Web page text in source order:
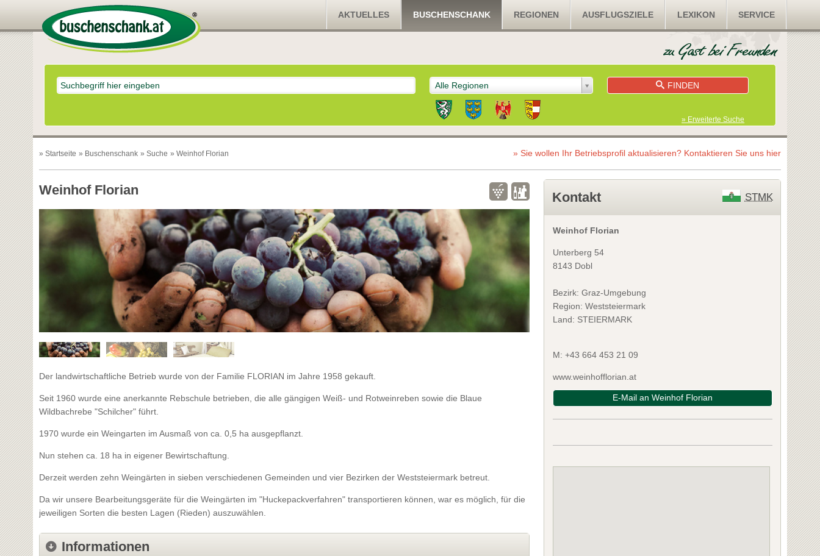
AKTUELLES BUSCHENSCHANK REGIONEN AUSFLUGSZIELE LEXIKON SERVICE
Alle Regionen FINDEN
» Erweiterte Suche
» Startseite » Buschenschank » Suche » Weinhof Florian
Weinhof Florian
Der landwirtschaftliche Betrieb wurde von der Familie FLORIAN im Jahre 1958 gekauft.
Seit 1960 wurde eine anerkannte Rebschule betrieben, die alle gängigen Weiß- und Rotweinreben sowie die Blaue
Wildbachrebe "Schilcher" führt.
1970 wurde ein Weingarten im Ausmaß von ca. 0,5 ha ausgepflanzt.
Nun stehen ca. 18 ha in eigener Bewirtschaftung.
Derzeit werden zehn Weingärten in sieben verschiedenen Gemeinden und vier Bezirken der Weststeiermark betreut.
Da wir unsere Bearbeitungsgeräte für die Weingärten im "Huckepackverfahren" transportieren können, war es möglich, für die
jeweiligen Sorten die besten Lagen (Rieden) auszuwählen.
Informationen
» Sie wollen Ihr Betriebsprofil aktualisieren? Kontaktieren Sie uns hier
Kontakt STMK
Weinhof Florian
Unterberg 54
8143 Dobl
Bezirk: Graz-Umgebung
Region: Weststeiermark
Land: STEIERMARK
M: +43 664 453 21 09
www.weinhofflorian.at
E-Mail an Weinhof Florian